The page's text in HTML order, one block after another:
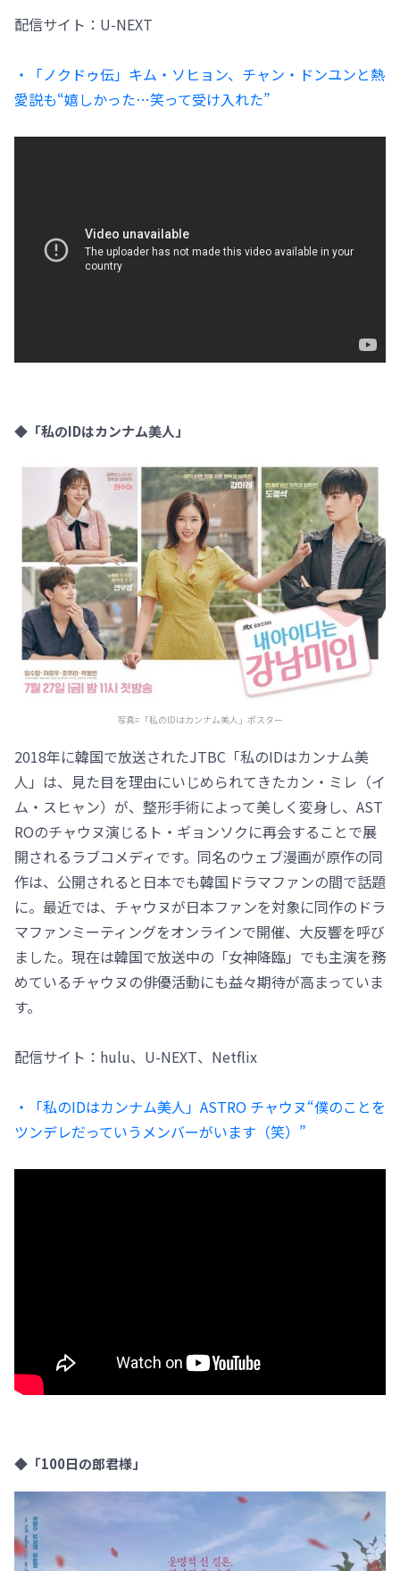
配信サイト：U-NEXT
・「ノクドゥ伝」キム・ソヒョン、チャン・ドンユンと熱
愛説も“嬉しかった…笑って受け入れた”
◆「私のIDはカンナム美人」
写真=「私のIDはカンナム美人」ポスター
2018年に韓国で放送されたJTBC「私のIDはカンナム美
人」は、見た目を理由にいじめられてきたカン・ミレ（イ
ム・スヒャン）が、整形手術によって美しく変身し、AST
ROのチャウヌ演じるト・ギョンソクに再会することで展
開されるラブコメディです。同名のウェブ漫画が原作の同
作は、公開されると日本でも韓国ドラマファンの間で話題
に。最近では、チャウヌが日本ファンを対象に同作のドラ
マファンミーティングをオンラインで開催、大反響を呼び
ました。現在は韓国で放送中の「女神降臨」でも主演を務
めているチャウヌの俳優活動にも益々期待が高まっていま
す。
配信サイト：hulu、U-NEXT、Netflix
・「私のIDはカンナム美人」ASTRO チャウヌ“僕のことを
ツンデレだっていうメンバーがいます（笑）”
◆「100日の郎君様」